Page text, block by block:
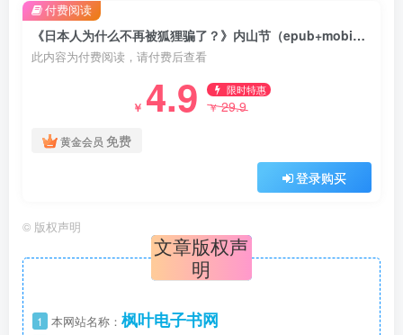
《日本人为什么不再被狐狸骗了？》内山节（epub+mobi+azw3+pdf）
此内容为付费阅读，请付费后查看
￥ 4.9 限时特惠
￥29.9
黄金会员 免费
登录购买
付费阅读
© 版权声明
文章版权声
明
1 本网站名称： 枫叶电子书网